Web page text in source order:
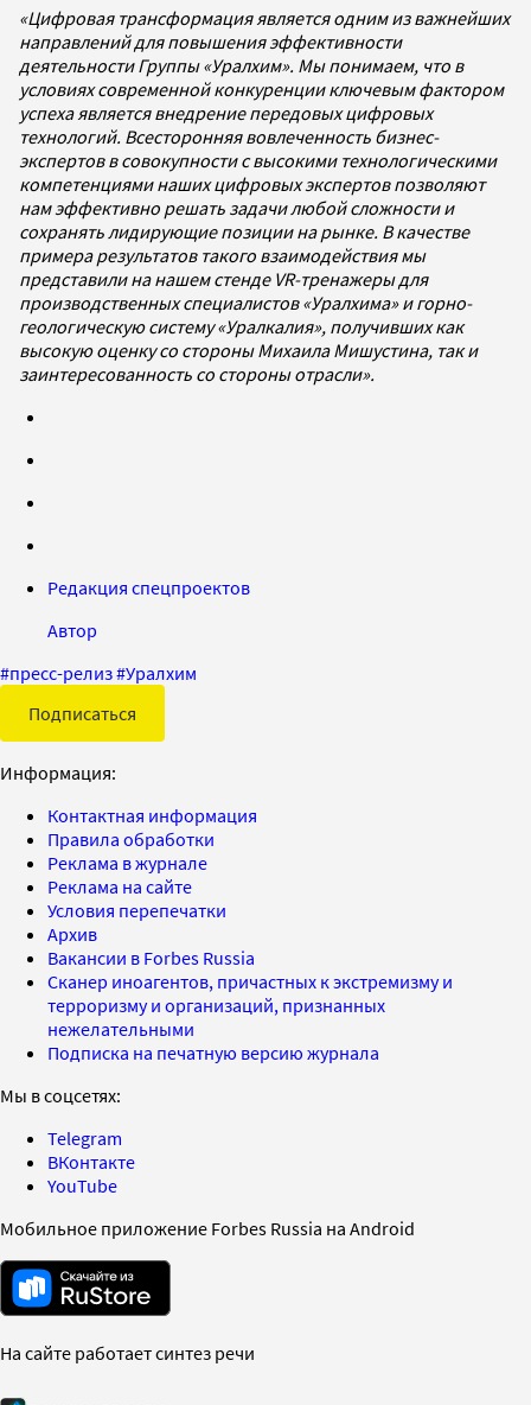
«Цифровая трансформация является одним из важнейших
направлений для повышения эффективности
деятельности Группы «Уралхим». Мы понимаем, что в
условиях современной конкуренции ключевым фактором
успеха является внедрение передовых цифровых
технологий. Всесторонняя вовлеченность бизнес-
экспертов в совокупности с высокими технологическими
компетенциями наших цифровых экспертов позволяют
нам эффективно решать задачи любой сложности и
сохранять лидирующие позиции на рынке. В качестве
примера результатов такого взаимодействия мы
представили на нашем стенде VR-тренажеры для
производственных специалистов «Уралхима» и горно-
геологическую систему «Уралкалия», получивших как
высокую оценку со стороны Михаила Мишустина, так и
заинтересованность со стороны отрасли».
Редакция спецпроектов
Автор
#пресс-релиз#Уралхим
Подписаться
Информация:
Контактная информация
Правила обработки
Реклама в журнале
Реклама на сайте
Условия перепечатки
Архив
Вакансии в Forbes Russia
Сканер иноагентов, причастных к экстремизму и
терроризму и организаций, признанных
нежелательными
Подписка на печатную версию журнала
Мы в соцсетях:
Telegram
ВКонтакте
YouTube
Мобильное приложение Forbes Russia на Android
На сайте работает синтез речи